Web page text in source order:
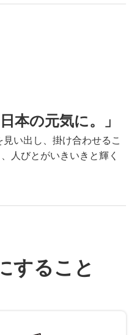
本の元気に。」
い出し、掛け合わせるこ
人びとがいきいきと輝く
すること